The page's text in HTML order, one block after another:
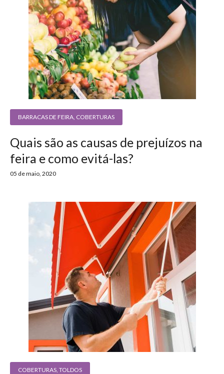
BARRACAS DE FEIRA COBERTURAS
Quais são as causas de prejuízos na
feira e como evitá-las?
05 de maio, 2020
COBERTURAS TOLDOS